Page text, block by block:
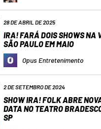
28 DE ABRIL DE 2025
IRA! FARÁ DOIS SHOWS NA
SÃO PAULO EM MAIO
Opus Entretenimento
2 DE SETEMBRO DE 2024
SHOW IRA! FOLK ABRE
DATA NO TEATRO
SP